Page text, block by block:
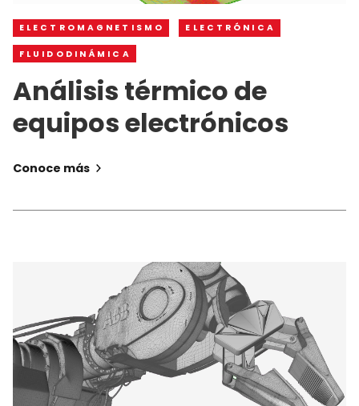
ELECTROMAGNETISMO ELECTRÓNICA
FLUIDODINÁMICA
Análisis térmico de
equipos electrónicos
Conoce más